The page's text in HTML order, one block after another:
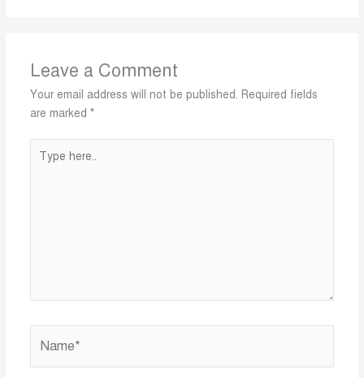
Leave a Comment
Your email address will not be published. Required fields
are marked *
here..